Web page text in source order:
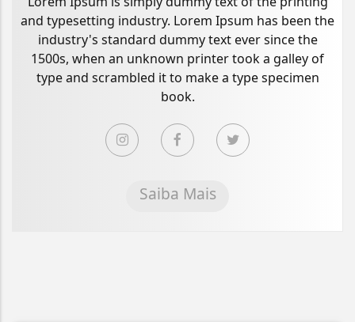
and typesetting industry. Lorem Ipsum has been the
industry's standard dummy text ever since the
1500s, when an unknown printer took a galley of
type and scrambled it to make a type specimen
book.
Saiba Mais